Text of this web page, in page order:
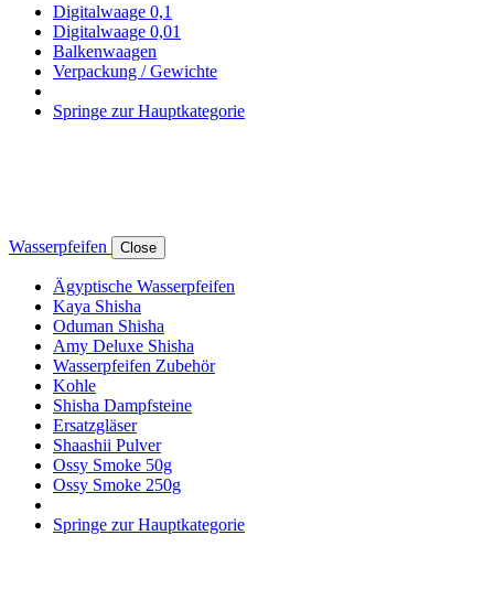
Digitalwaage 0,1
Digitalwaage 0,01
Balkenwaagen
Verpackung / Gewichte
Springe zur Hauptkategorie
Wasserpfeifen Close
Ägyptische Wasserpfeifen
Kaya Shisha
Oduman Shisha
Amy Deluxe Shisha
Wasserpfeifen Zubehör
Kohle
Shisha Dampfsteine
Ersatzgläser
Shaashii Pulver
Ossy Smoke 50g
Ossy Smoke 250g
Springe zur Hauptkategorie